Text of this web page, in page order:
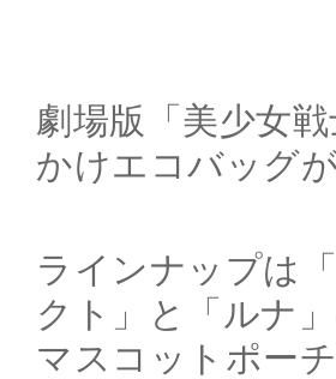
劇場版「美少女
かけエコバッグ
ラインナップは
クト」と「ルナ」
マスコットポー